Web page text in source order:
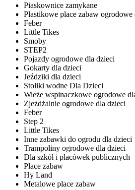
Piaskownice zamykane
Plastikowe place zabaw ogrodowe
Feber
Little Tikes
Smoby
STEP2
Pojazdy ogrodowe dla dzieci
Gokarty dla dzieci
Jeździki dla dzieci
Stoliki wodne Dla Dzieci
Wieże wspinaczkowe ogrodowe
Zjeżdżalnie ogrodowe dla dzieci
Feber
Step 2
Little Tikes
Inne zabawki do ogrodu dla dzieci
Trampoliny ogrodowe dla dzieci
Dla szkół i placówek publicznych
Place zabaw
Hy Land
Metalowe place zabaw